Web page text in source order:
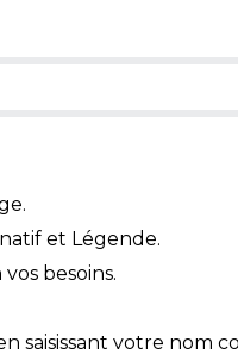
et Légende.
besoins.
saisissant votre nom